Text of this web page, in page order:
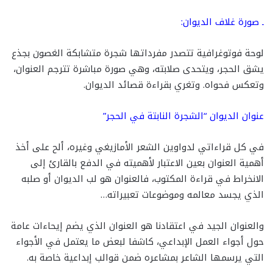
ـ صورة غلاف الديوان:
لوحة فوتوغرافية تتصدر مفرداتها شجرة متشابكة الغصون بجذع
يشق الحجر، ويتحدى صلابته، وهي صورة مباشرة تترجم العنوان،
وتعكس فحواه. وتغري بقراءة قصائد الديوان.
عنوان الديوان “الشجرة النابتة في الحجر”
في كل قراءاتي لدواوين الشعر الأمازيغي وغيره، ألح على أخذ
أهمية العنوان بعين الاعتبار لأهميته في الدفع بالقارئ إلى
الانخراط في قراءة المكتوب، فالعنوان هو لب الديوان أو صلبه
الذي يجسد معالمه وموضوعات تعبيراته…
والعنوان الجيد في اعتقادنا هو العنوان الذي يضم إيحاءات عامة
حول أجواء العمل الإبداعي، كاشفا لبعض ما يعتمل في الأجواء
التي يرسمها الشاعر بمشاعره ضمن قوالب إبداعية خاصة به.